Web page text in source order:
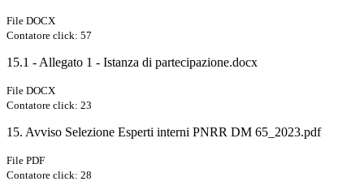
File DOCX
Contatore click: 57
15.1 - Allegato 1 - Istanza di partecipazione.docx
File DOCX
Contatore click: 23
15. Avviso Selezione Esperti interni PNRR DM 65_2023.pdf
File PDF
Contatore click: 28